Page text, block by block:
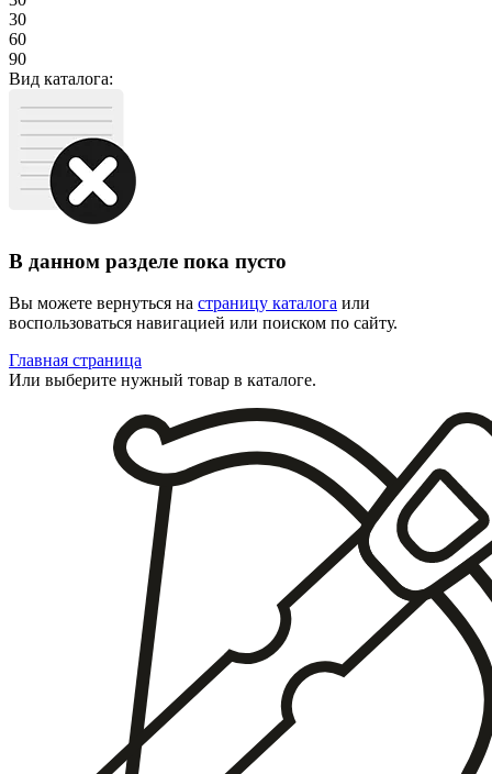
30
60
90
Вид каталога:
В данном разделе пока пусто
Вы можете вернуться на страницу каталога или
воспользоваться навигацией или поиском по сайту.
Главная страница
Или выберите нужный товар в каталоге.